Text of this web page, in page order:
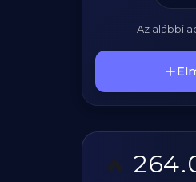
Az alábbi
🔥